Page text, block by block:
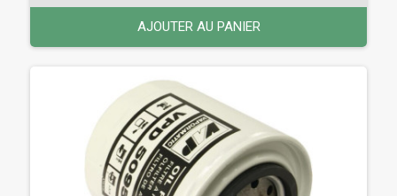
AJOUTER AU PANIER